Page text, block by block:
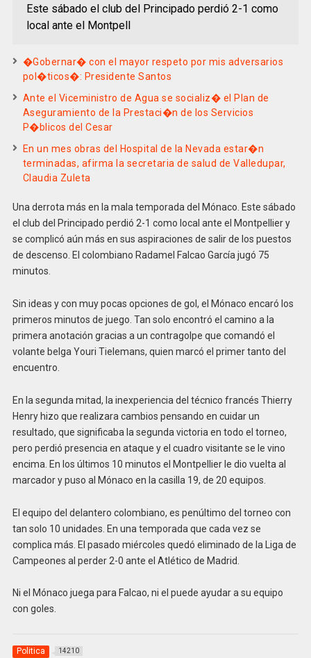
Este sábado el club del Principado perdió 2-1 como
local ante el Montpell
�Gobernar� con el mayor respeto por mis adversarios
pol�ticos�: Presidente Santos
Ante el Viceministro de Agua se socializ� el Plan de
Aseguramiento de la Prestaci�n de los Servicios
P�blicos del Cesar
En un mes obras del Hospital de la Nevada estar�n
terminadas, afirma la secretaria de salud de Valledupar,
Claudia Zuleta
Una derrota más en la mala temporada del Mónaco. Este sábado
el club del Principado perdió 2-1 como local ante el Montpellier y
se complicó aún más en sus aspiraciones de salir de los puestos
de descenso. El colombiano Radamel Falcao García jugó 75
minutos.
Sin ideas y con muy pocas opciones de gol, el Mónaco encaró los
primeros minutos de juego. Tan solo encontró el camino a la
primera anotación gracias a un contragolpe que comandó el
volante belga Youri Tielemans, quien marcó el primer tanto del
encuentro.
En la segunda mitad, la inexperiencia del técnico francés Thierry
Henry hizo que realizara cambios pensando en cuidar un
resultado, que significaba la segunda victoria en todo el torneo,
pero perdió presencia en ataque y el cuadro visitante se le vino
encima. En los últimos 10 minutos el Montpellier le dio vuelta al
marcador y puso al Mónaco en la casilla 19, de 20 equipos.
El equipo del delantero colombiano, es penúltimo del torneo con
tan solo 10 unidades. En una temporada que cada vez se
complica más. El pasado miércoles quedó eliminado de la Liga de
Campeones al perder 2-0 ante el Atlético de Madrid.
Ni el Mónaco juega para Falcao, ni el puede ayudar a su equipo
con goles.
Politica 14210